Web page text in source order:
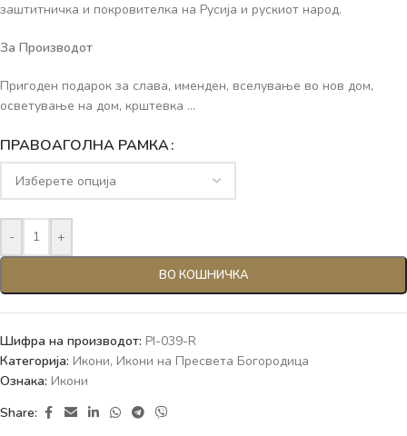
заштитничка и покровителка на Русија и рускиот народ.
За Производот
Пригоден подарок за слава, именден, вселување во нов дом,
осветување на дом, крштевка …
ПРАВОАГОЛНА РАМКА
- +
ВО КОШНИЧКА
Шифра на производот: PI-039-R
Категорија: Икони, Икони на Пресвета Богородица
Ознака: Икони
Share: